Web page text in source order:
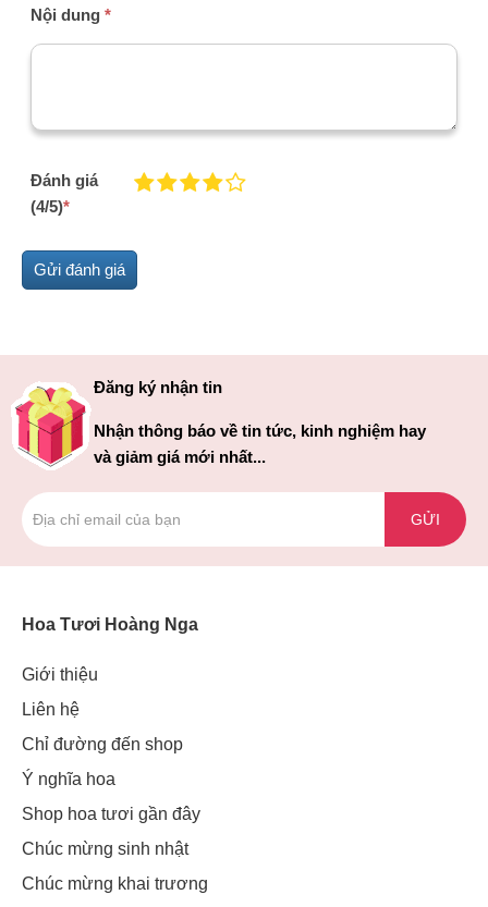
Nội dung *
Đánh giá
(4/5)*
Đăng ký nhận tin
Nhận thông báo về tin tức, kinh nghiệm hay
và giảm giá mới nhất...
GỬI
Hoa Tươi Hoàng Nga
Giới thiệu
Liên hệ
Chỉ đường đến shop
Ý nghĩa hoa
Shop hoa tươi gần đây
Chúc mừng sinh nhật
Chúc mừng khai trương